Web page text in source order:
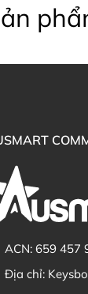
ACN: 659 457
Địa chỉ: